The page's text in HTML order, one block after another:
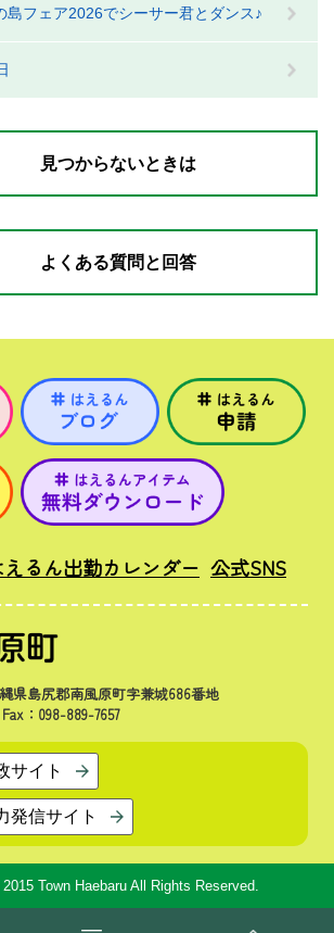
フェア2026でシーサー君とダンス♪
見つからないときは
よくある質問と回答
えるん出勤カレンダー 公式SNS
県島尻郡南風原町字兼城686番地
：098-889-7657
サイト
発信サイト
Town Haebaru All Rights Reserved.